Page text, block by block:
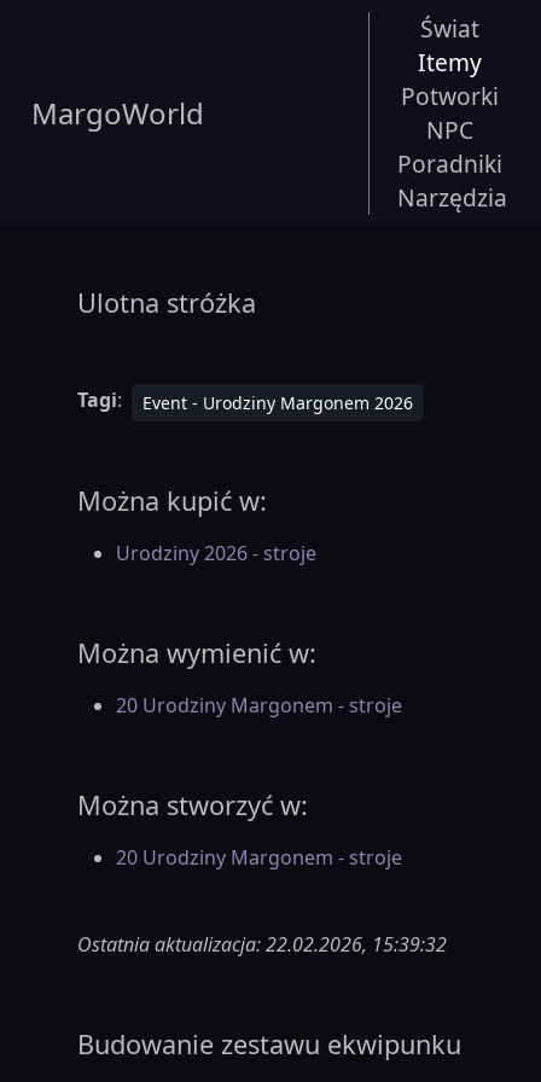
MargoWorld
Świat
Itemy
Potworki
NPC
Poradniki
Narzędzia
Ulotna stróżka
Tagi: Event - Urodziny Margonem 2026
Można kupić w:
Urodziny 2026 - stroje
Można wymienić w:
20 Urodziny Margonem - stroje
Można stworzyć w:
20 Urodziny Margonem - stroje
Ostatnia aktualizacja: 22.02.2026, 15:39:32
Budowanie zestawu ekwipunku